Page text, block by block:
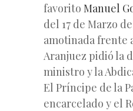
favorito Manuel
del 17 de Marzo
amotinada frente
Aranjuez pidió la
ministro y la
El Príncipe de la
encarcelado y el